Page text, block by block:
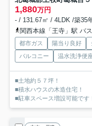
1,880万円
- / 131.67㎡ / 4LDK /築35
関西本線「王寺」駅 バ
都市ガス 陽当り良好
バルコニー
温水洗浄便
■土地約５７坪！
■積水ハウスの木造住宅！
■駐車スペース増設可能です